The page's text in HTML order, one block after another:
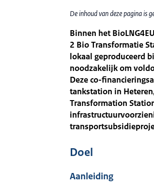
De inhoud van deze pagina is
Binnen het
2 Bio Transformatie
lokaal geproduceerd
noodzakelijk om
Deze co-
tankstation in
Transformation
Doel
Aanleiding